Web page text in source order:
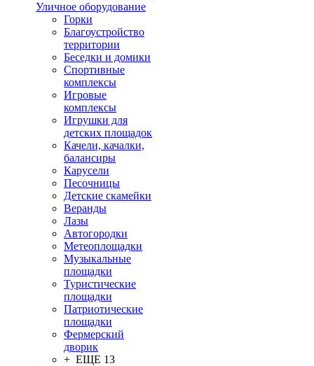
Уличное оборудование
Горки
Благоустройство
территории
Беседки и домики
Спортивные
комплексы
Игровые
комплексы
Игрушки для
детских площадок
Качели, качалки,
балансиры
Карусели
Песочницы
Детские скамейки
Веранды
Лазы
Автогородки
Метеоплощадки
Музыкальные
площадки
Туристические
площадки
Патриотические
площадки
Фермерский
дворик
+ ЕЩЕ 13